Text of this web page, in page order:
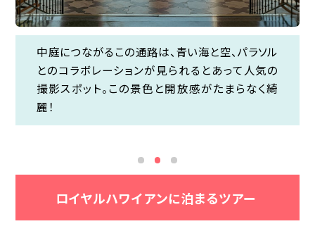
中庭につながるこの通路は、青い海と空、パラソル
とのコラボレーションが見られるとあって人気の
撮影スポット。この景色と開放感がたまらなく綺
麗！
カカアコのウォールアートは写真スポットとして根
強い人気！アラモアナからスタートして歩いて回る
ことができるのでお好きなウォールアートを探し
てみてはいかがでしょうか。
外観も内装もピンクで埋め尽くされるホテルは女
子の憧れ！エントランスは青い空にグリーンの植物
とピンクの外観バランスがとてもきれい！ホテルの
ロゴをバックに階段で撮影するのがおすすめ！
中庭につながるこの通路は、青い海と空、パラソル
とのコラボレーションが見られるとあって人気の
撮影スポット。この景色と開放感がたまらなく綺
麗！
ロイヤルハワイアンに泊まるツアー